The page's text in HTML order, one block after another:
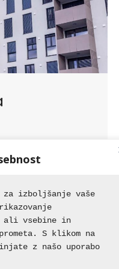
za izboljšanje vaše
ali vsebine in
S klikom na
z našo uporabo